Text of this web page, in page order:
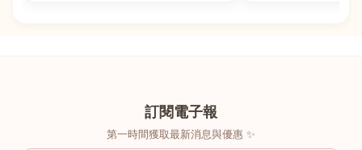
訂閱電子報
第一時間獲取最新消息與優惠 ✨